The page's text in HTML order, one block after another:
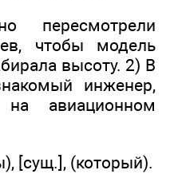
пересмотрели
чтобы модель
высоту. 2) В
инженер,
авиационном
[сущ.], (который).